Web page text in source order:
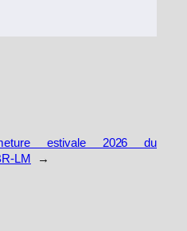
estivale 2026 du
LM
→